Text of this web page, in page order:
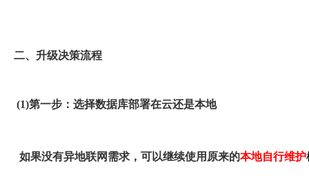
二、升级决策流程
(1)第一步：选择数据库部署在云还是本地
如果没有异地联网需求，可以继续使用原来的本地自行维护